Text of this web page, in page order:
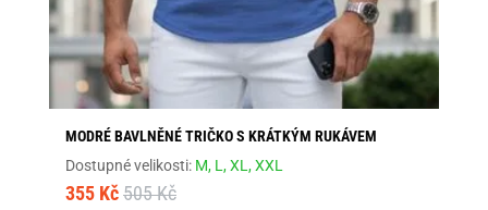
MODRÉ BAVLNĚNÉ TRIČKO S KRÁTKÝM RUKÁVEM
Dostupné velikosti: M, L,XL,XXL
355 Kč 505 Kč